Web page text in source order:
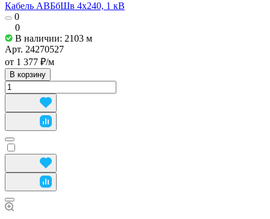
Кабель АВБбШв 4х240, 1 кВ
0
0
В наличии: 2103 м
Арт. 24270527
от 1 377 ₽/м
В корзину